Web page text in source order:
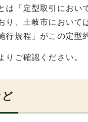
は「定型取引にお
り、土岐市において
行規程」がこの定型
りご確認ください。